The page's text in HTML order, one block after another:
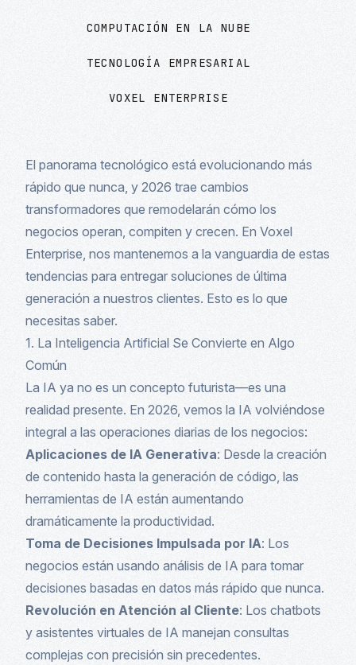
COMPUTACIÓN EN LA NUBE
TECNOLOGÍA EMPRESARIAL
VOXEL ENTERPRISE
El panorama tecnológico está evolucionando más
rápido que nunca, y 2026 trae cambios
transformadores que remodelarán cómo los
negocios operan, compiten y crecen. En Voxel
Enterprise, nos mantenemos a la vanguardia de estas
tendencias para entregar soluciones de última
generación a nuestros clientes. Esto es lo que
necesitas saber.
1. La Inteligencia Artificial Se Convierte en Algo
Común
La IA ya no es un concepto futurista—es una
realidad presente. En 2026, vemos la IA volviéndose
integral a las operaciones diarias de los negocios:
Aplicaciones de IA Generativa: Desde la creación
de contenido hasta la generación de código, las
herramientas de IA están aumentando
dramáticamente la productividad.
Toma de Decisiones Impulsada por IA: Los
negocios están usando análisis de IA para tomar
decisiones basadas en datos más rápido que nunca.
Revolución en Atención al Cliente: Los chatbots
y asistentes virtuales de IA manejan consultas
complejas con precisión sin precedentes.